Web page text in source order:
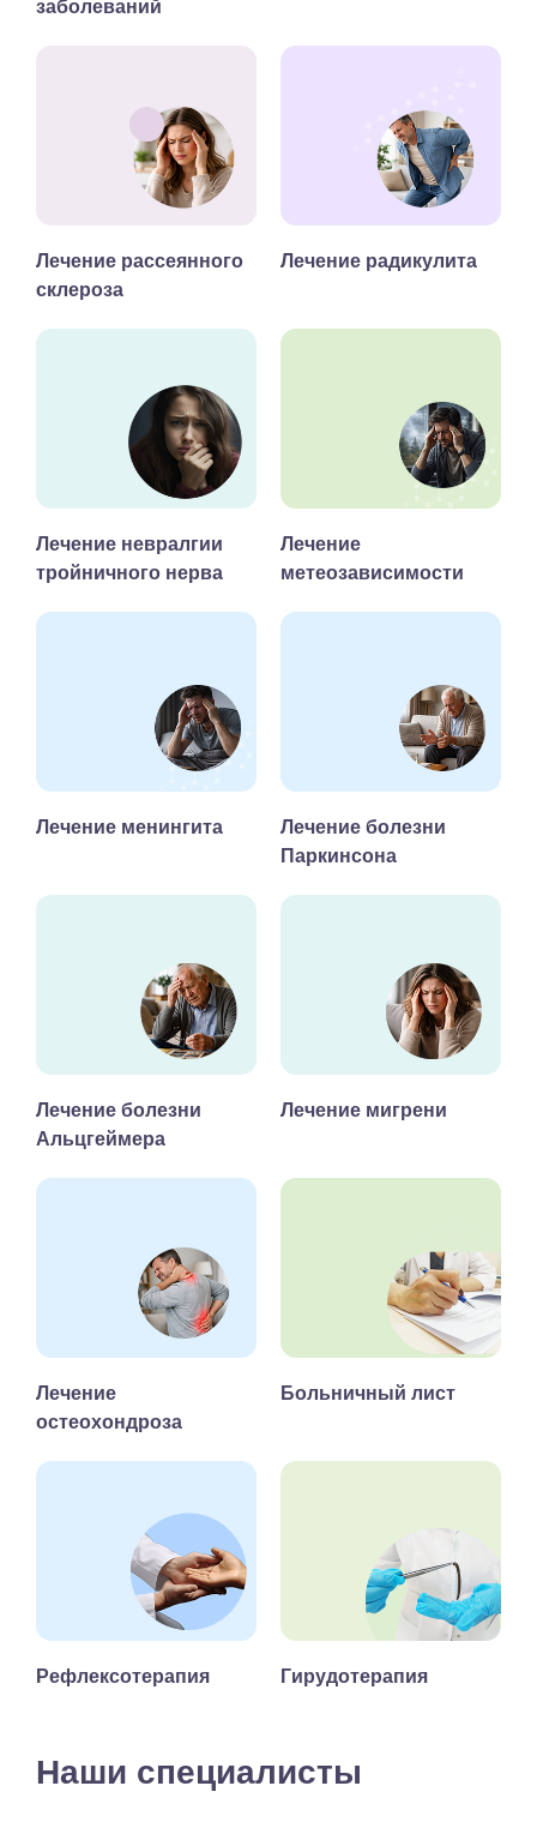
заболеваний
Лечение рассеянного
склероза
Лечение радикулита
Лечение невралгии
тройничного нерва
Лечение
метеозависимости
Лечение менингита
Лечение болезни
Паркинсона
Лечение болезни
Альцгеймера
Лечение мигрени
Лечение
остеохондроза
Больничный лист
Рефлексотерапия Гирудотерапия
Наши специалисты